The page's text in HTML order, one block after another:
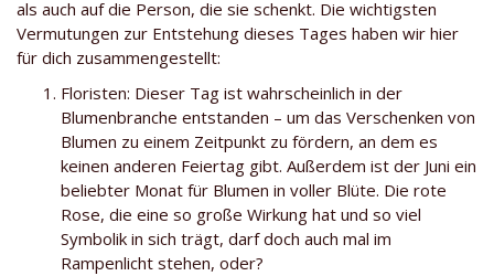
als auch auf die Person, die sie schenkt. Die wichtigsten
Vermutungen zur Entstehung dieses Tages haben wir hier
für dich zusammengestellt:
Floristen: Dieser Tag ist wahrscheinlich in der
Blumenbranche entstanden – um das Verschenken von
Blumen zu einem Zeitpunkt zu fördern, an dem es
keinen anderen Feiertag gibt. Außerdem ist der Juni ein
beliebter Monat für Blumen in voller Blüte. Die rote
Rose, die eine so große Wirkung hat und so viel
Symbolik in sich trägt, darf doch auch mal im
Rampenlicht stehen, oder?